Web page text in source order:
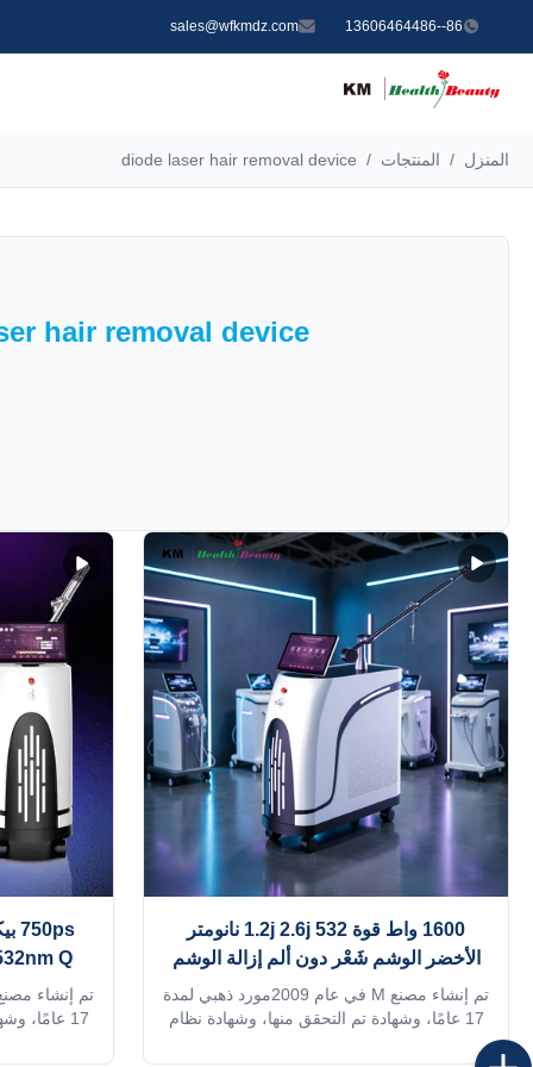
86--13606464486
sales@wfkmdz.com
المنزل / المنتجات /
diode laser hair removal device
hair removal device
1600 واط قوة 1.2j 2.6j 532 نانومتر
الأخضر الوشم شَعْر دون ألم إزالة الوشم
إزالة بيكو ثانية الليزر 1064nm 532nm آلة
تم إنشاء مصنع M في عام 2009مورد ذهبي لمدة
17 عامًا، وشهادة تم التحقق منها، وشهادة نظام
الوشم
17 عامًا،